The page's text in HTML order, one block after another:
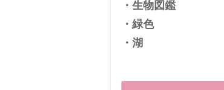
・生物図鑑
・緑色
・湖